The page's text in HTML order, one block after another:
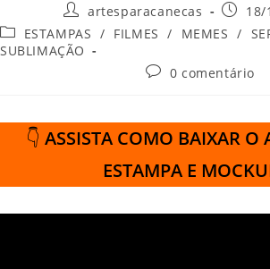
Autor
do
post:
artesparacanecas
Post18/
Categoria
do
ESTAMPAS / FILMES / MEMES /
SUBLIMAÇÃO
Comentários
0 comentário
👇 ASSISTA COMO BAIXAR O
ESTAMPA E